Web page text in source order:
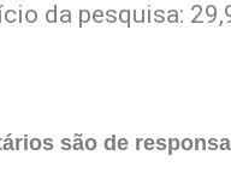
da pesquisa:
são de